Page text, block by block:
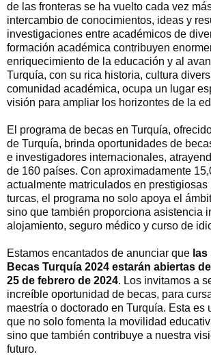
de las fronteras se ha vuelto cada vez
intercambio de conocimientos, ideas y
investigaciones entre académicos de
formación académica contribuyen
enriquecimiento de la educación y al
Turquía, con su rica historia, cultura
comunidad académica, ocupa un lugar
visión para ampliar los horizontes de la
El programa de becas en Turquía,
de Turquía, brinda oportunidades de
e investigadores internacionales,
de 160 países. Con aproximadamente
actualmente matriculados en
turcas, el programa no solo apoya el
sino que también proporciona asistencia
alojamiento, seguro médico y curso de
Estamos encantados de anunciar que
Becas Turquía 2024 estarán abiertas
25 de febrero de 2024. Los invitamos a
increíble oportunidad de becas, para
maestría o doctorado en Turquía. Esta es
que no solo fomenta la movilidad
sino que también contribuye a nuestra
futuro.